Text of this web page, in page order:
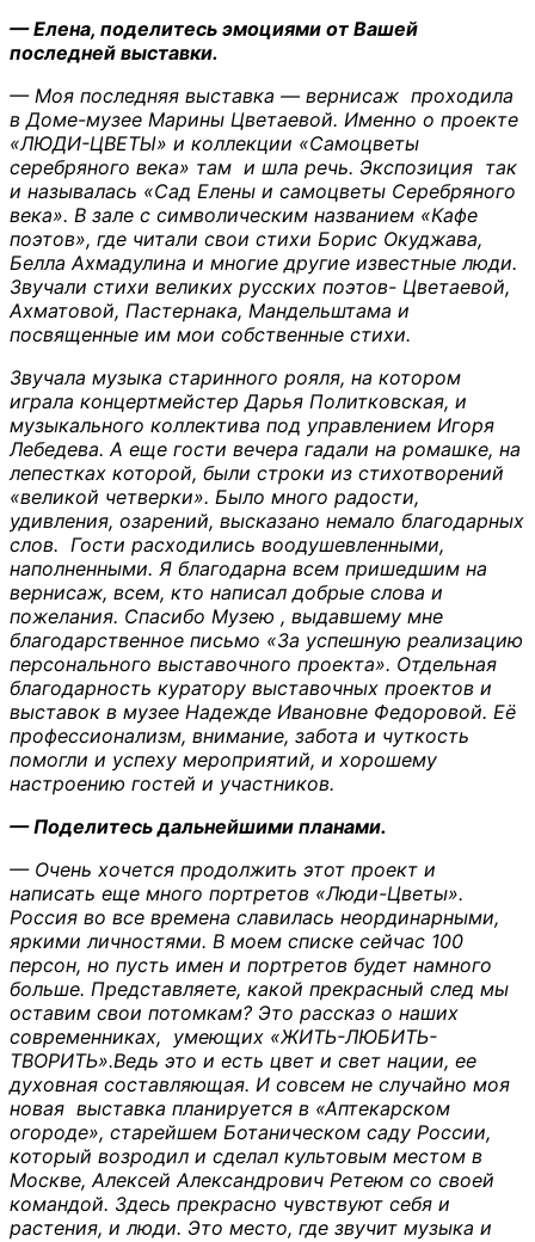
— Елена, поделитесь эмоциями от Вашей
последней выставки.
— Моя последняя выставка — вернисаж проходила
в Доме-музее Марины Цветаевой. Именно о проекте
«ЛЮДИ-ЦВЕТЫ» и коллекции «Самоцветы
серебряного века» там и шла речь. Экспозиция так
и называлась «Сад Елены и самоцветы Серебряного
века». В зале с символическим названием «Кафе
поэтов», где читали свои стихи Борис Окуджава,
Белла Ахмадулина и многие другие известные люди.
Звучали стихи великих русских поэтов- Цветаевой,
Ахматовой, Пастернака, Мандельштама и
посвященные им мои собственные стихи.
Звучала музыка старинного рояля, на котором
играла концертмейстер Дарья Политковская, и
музыкального коллектива под управлением Игоря
Лебедева. А еще гости вечера гадали на ромашке, на
лепестках которой, были строки из стихотворений
«великой четверки». Было много радости,
удивления, озарений, высказано немало благодарных
слов. Гости расходились воодушевленными,
наполненными. Я благодарна всем пришедшим на
вернисаж, всем, кто написал добрые слова и
пожелания. Спасибо Музею , выдавшему мне
благодарственное письмо «За успешную реализацию
персонального выставочного проекта». Отдельная
благодарность куратору выставочных проектов и
выставок в музее Надежде Ивановне Федоровой. Её
профессионализм, внимание, забота и чуткость
помогли и успеху мероприятий, и хорошему
настроению гостей и участников.
— Поделитесь дальнейшими планами.
— Очень хочется продолжить этот проект и
написать еще много портретов «Люди-Цветы».
Россия во все времена славилась неординарными,
яркими личностями. В моем списке сейчас 100
персон, но пусть имен и портретов будет намного
больше. Представляете, какой прекрасный след мы
оставим свои потомкам? Это рассказ о наших
современниках, умеющих «ЖИТЬ-ЛЮБИТЬ-
ТВОРИТЬ».Ведь это и есть цвет и свет нации, ее
духовная составляющая. И совсем не случайно моя
новая выставка планируется в «Аптекарском
огороде», старейшем Ботаническом саду России,
который возродил и сделал культовым местом в
Москве, Алексей Александрович Ретеюм со своей
командой. Здесь прекрасно чувствуют себя и
растения, и люди. Это место, где звучит музыка и